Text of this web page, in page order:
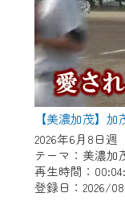
【美濃加茂】
2026年6月8日
テーマ：美濃加
再生時間：
登録日：2026/